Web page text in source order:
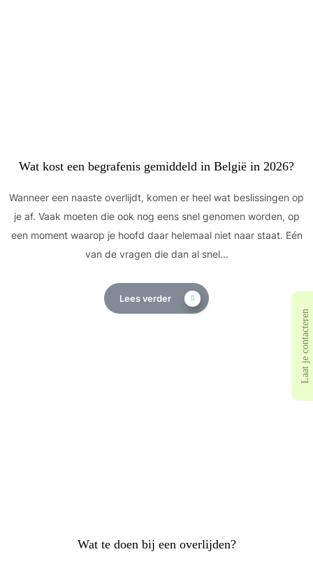
Wat kost een begrafenis gemiddeld in België in 2026?
Wanneer een naaste overlijdt, komen er heel wat beslissingen op
je af. Vaak moeten die ook nog eens snel genomen worden, op
een moment waarop je hoofd daar helemaal niet naar staat. Eén
van de vragen die dan al snel...
Lees verder
Wat te doen bij een overlijden?
Laat je contacteren